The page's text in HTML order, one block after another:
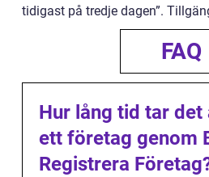
tidigast på tredje dagen”.
FAQ
Hur lång tid tar
ett företag genom
Registrera